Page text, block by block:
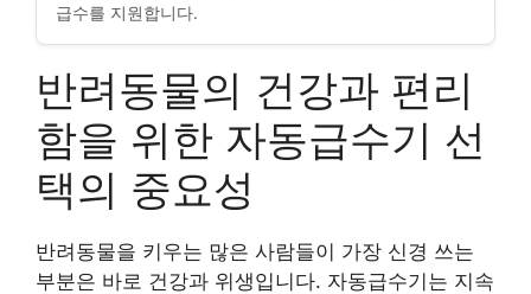
급수를 지원합니다.
반려동물의 건강과 편리
함을 위한 자동급수기 선
택의 중요성
반려동물을 키우는 많은 사람들이 가장 신경 쓰는
부분은 바로 건강과 위생입니다. 자동급수기는 지속